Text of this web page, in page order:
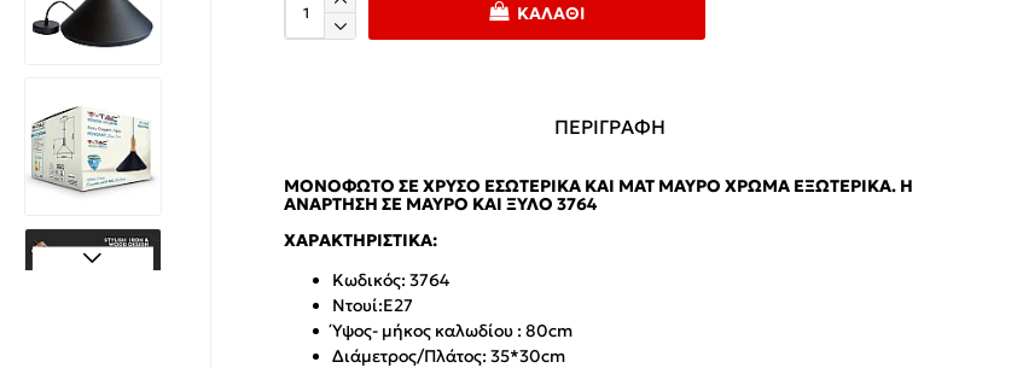
ΚΑΛΆΘΙ
ΠΕΡΙΓΡΑΦΗ
ΜΟΝΌΦΩΤΟ ΣΕ ΧΡΥΣΌ ΕΣΩΤΕΡΙΚΆ ΚΑΙ ΜΑΤ ΜΑΎΡΟ ΧΡΏΜΑ ΕΞΩΤΕΡΙΚΆ. Η
ΑΝΆΡΤΗΣΗ ΣΕ ΜΑΎΡΟ ΚΑΙ ΞΎΛΟ 3764
ΧΑΡΑΚΤΗΡΙΣΤΙΚΆ:
Κωδικός: 3764
Ντουί:Ε27
Ύψος- μήκος καλωδίου : 80cm
Διάμετρος/Πλάτος: 35*30cm